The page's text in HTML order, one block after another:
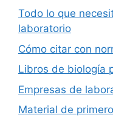
Todo lo que
laboratorio
Cómo citar con
Libros de biología
Empresas de
Material de